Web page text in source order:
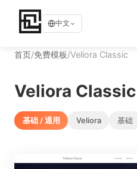
中文
首页/免费模板/Veliora Classic
Veliora Classic
基础 / 通用 Veliora 基础